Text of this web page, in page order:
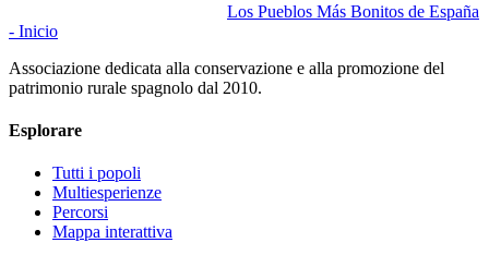
Los Pueblos Más Bonitos de España
- Inicio
Associazione dedicata alla conservazione e alla promozione del
patrimonio rurale spagnolo dal 2010.
Esplorare
Tutti i popoli
Multiesperienze
Percorsi
Mappa interattiva